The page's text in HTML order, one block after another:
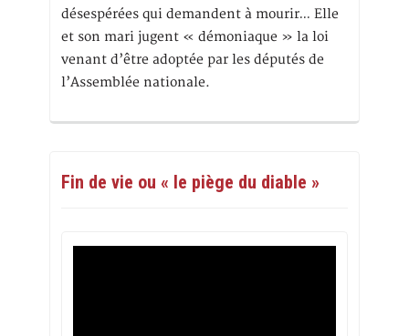
désespérées qui demandent à mourir… Elle
et son mari jugent « démoniaque » la loi
venant d’être adoptée par les députés de
l’Assemblée nationale.
Fin de vie ou « le piège du diable »